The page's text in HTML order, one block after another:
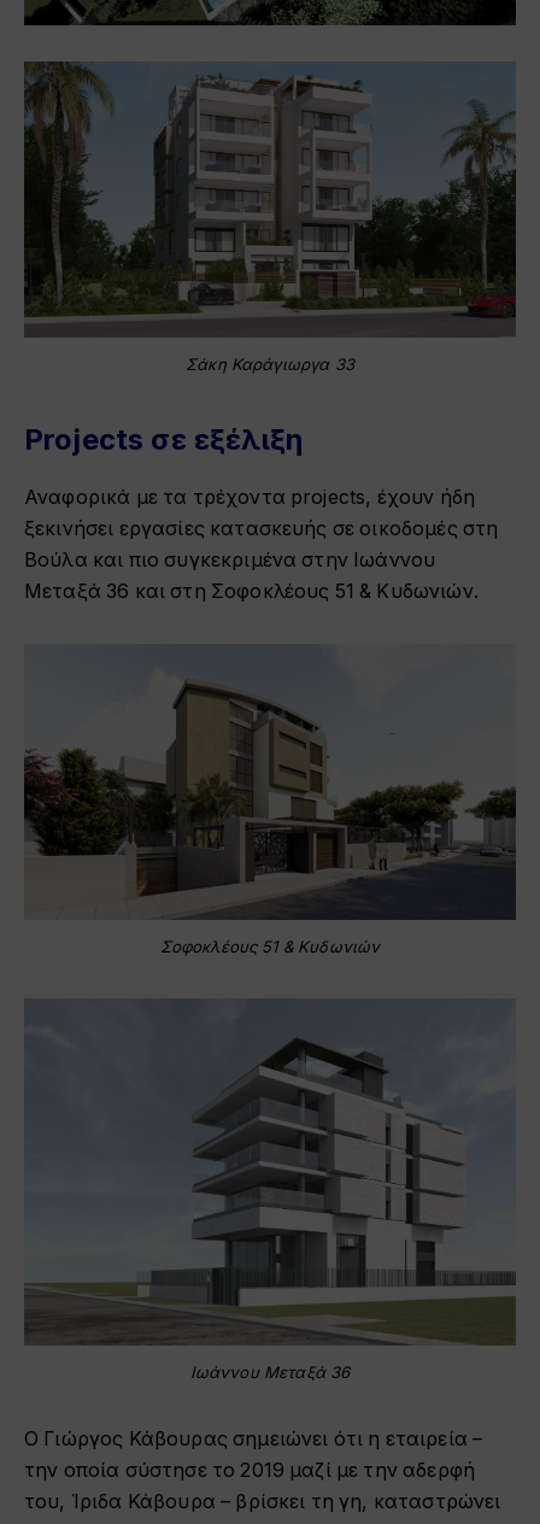
Σάκη Καράγιωργα 33
Projects σε εξέλιξη
Αναφορικά με τα τρέχοντα projects, έχουν ήδη
ξεκινήσει εργασίες κατασκευής σε οικοδομές στη
Βούλα και πιο συγκεκριμένα στην Ιωάννου
Μεταξά 36 και στη Σοφοκλέους 51 & Κυδωνιών.
Σοφοκλέους 51 & Κυδωνιών
Ιωάννου Μεταξά 36
Ο Γιώργος Κάβουρας σημειώνει ότι η εταιρεία –
την οποία σύστησε το 2019 μαζί με την αδερφή
του, Ίριδα Κάβουρα – βρίσκει τη γη, καταστρώνει